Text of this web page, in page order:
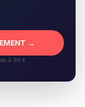
→
à 99 €